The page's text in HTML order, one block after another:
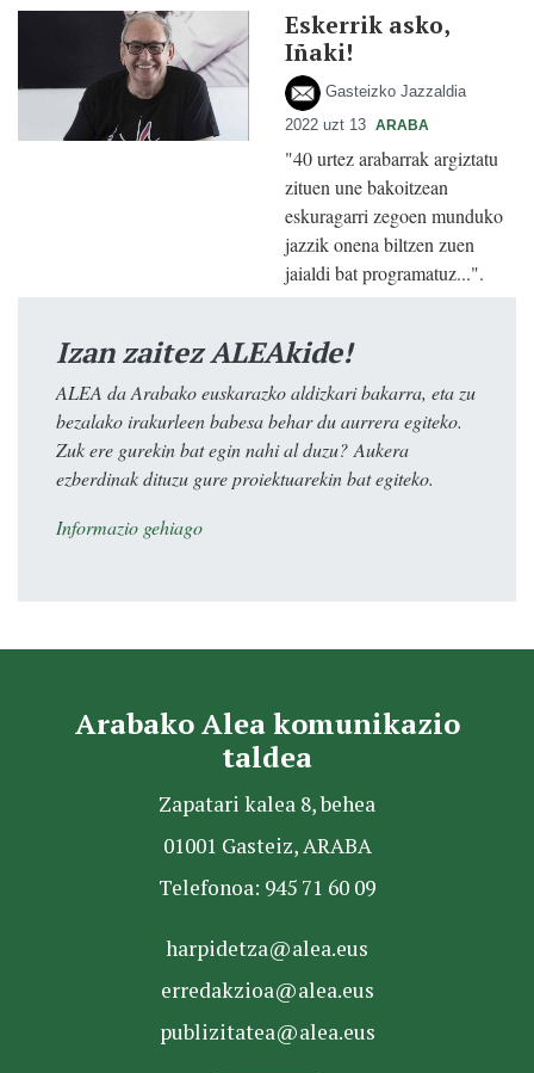
Eskerrik asko,
Iñaki!
Gasteizko Jazzaldia
2022 uzt 13 ARABA
"40 urtez arabarrak argiztatu
zituen une bakoitzean
eskuragarri zegoen munduko
jazzik onena biltzen zuen
jaialdi bat programatuz...".
Izan zaitez ALEAkide!
ALEA da Arabako euskarazko aldizkari bakarra, eta zu
bezalako irakurleen babesa behar du aurrera egiteko.
Zuk ere gurekin bat egin nahi al duzu? Aukera
ezberdinak dituzu gure proiektuarekin bat egiteko.
Informazio gehiago
Arabako Alea komunikazio
taldea
Zapatari kalea 8, behea
01001 Gasteiz, ARABA
Telefonoa: 945 71 60 09
harpidetza@alea.eus
erredakzioa@alea.eus
publizitatea@alea.eus